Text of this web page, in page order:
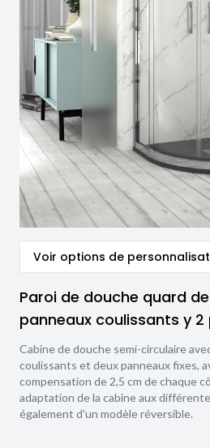
Voir options de
Paroi de douche quard
panneaux coulissants y 2
Cabine de douche semi-circulaire
coulissants et deux panneaux fixes,
compensation de 2,5 cm de chaque
adaptation de la cabine aux
également d'un modèle réversible.